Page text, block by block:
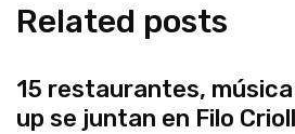
Related posts
15 restaurantes,
up se juntan en Filo